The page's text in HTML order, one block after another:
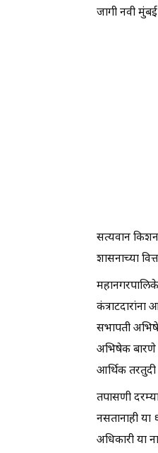
जागी नवी
सत्यवान
शासनाच्या
सभापती
अभिषेक बारणे
आर्थिक
तपासणी
नसतानाही
अधिकारी या